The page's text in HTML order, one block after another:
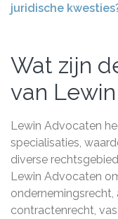
juridische
Wat zijn
van
Lewin Advocaten
specialisaties,
diverse
Lewin Advocaten
ondernemingsrecht,
contractenrecht,